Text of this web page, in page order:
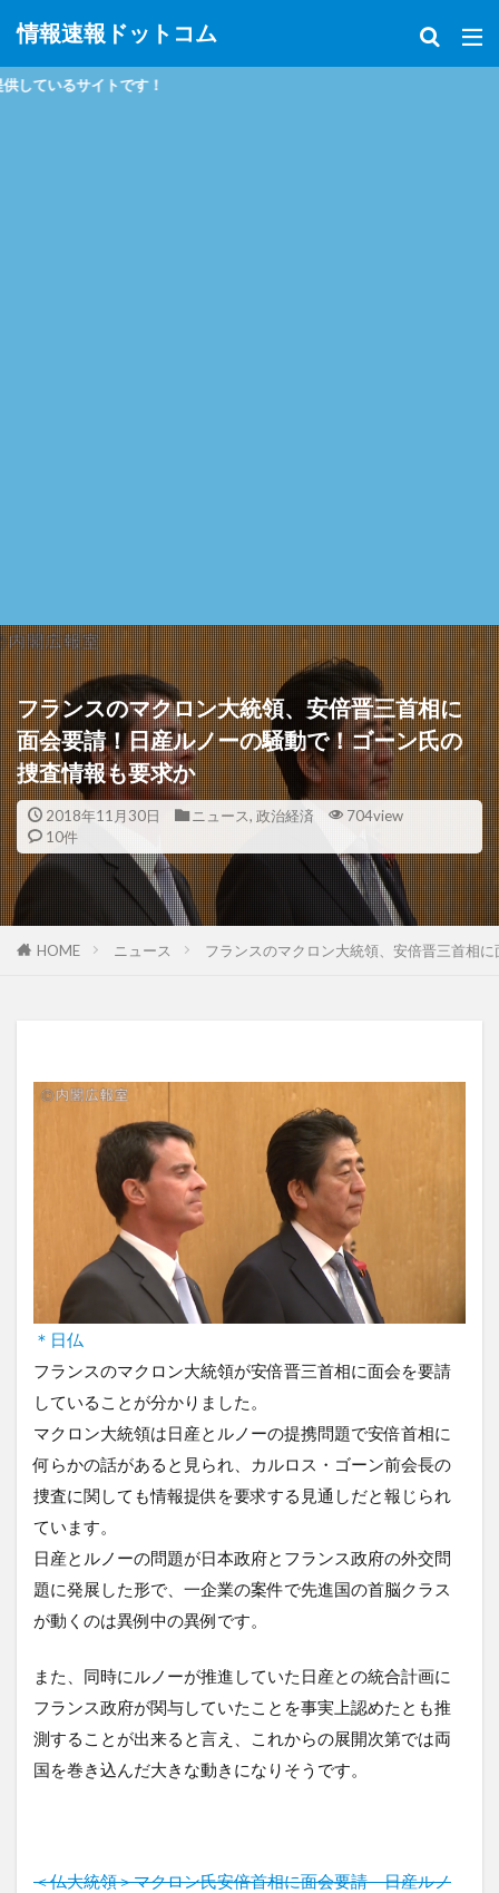
情報速報ドットコム
！
フランスのマクロン大統領、安倍晋三首相に
面会要請！日産ルノーの騒動で！ゴーン氏の
捜査情報も要求か
2018年11月30日 ニュース, 政治経済
704view
10件
HOME ニュース フランスのマクロン大統領、安倍晋三首相
＊日仏
フランスのマクロン大統領が安倍晋三首相に面会を要請
していることが分かりました。
マクロン大統領は日産とルノーの提携問題で安倍首相に
何らかの話があると見られ、カルロス・ゴーン前会長の
捜査に関しても情報提供を要求する見通しだと報じられ
ています。
日産とルノーの問題が日本政府とフランス政府の外交問
題に発展した形で、一企業の案件で先進国の首脳クラス
が動くのは異例中の異例です。
また、同時にルノーが推進していた日産との統合計画に
フランス政府が関与していたことを事実上認めたとも推
測することが出来ると言え、これからの展開次第では両
国を巻き込んだ大きな動きになりそうです。
＜仏大統領＞マクロン氏安倍首相に面会要請 日産ルノ